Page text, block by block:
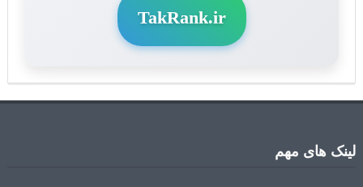
TakRank.ir
لینک های مهم